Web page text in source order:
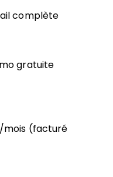
complète
gratuite
mois (facturé